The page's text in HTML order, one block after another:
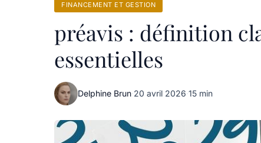
FINANCEMENT ET GESTION
préavis : définition
essentielles
Delphine Brun·20 avril 2026·15 min